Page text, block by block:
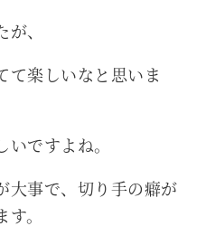
、
て楽しいなと思いま
ですよね。
大事で、切り手の癖が
。